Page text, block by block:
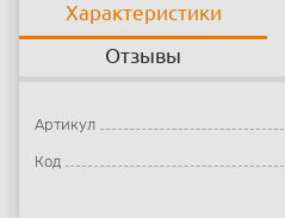
Характеристики
Отзывы
Артикул
Код